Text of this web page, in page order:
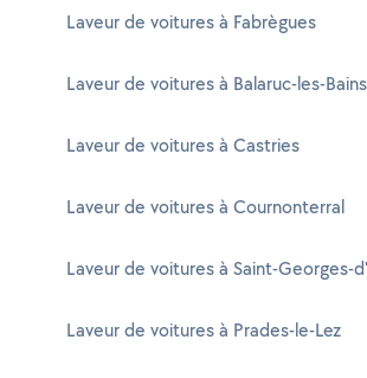
Laveur de voitures à Fabrègues
Laveur de voitures à Balaruc-les-Bains
Laveur de voitures à Castries
Laveur de voitures à Cournonterral
Laveur de voitures à Saint-Georges-
Laveur de voitures à Prades-le-Lez